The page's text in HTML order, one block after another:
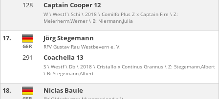
128 Captain Cooper 12
W \ Westf \ Schi \ 2018 \ Comilfo Plus Z x Captain Fire \ Z:
Meierherm,Werner \ B: Niermann,Julia
17.
291 Coachella 13
S \ Westf \ Db \ 2018 \ Cristallo x Continus Grannus \ Z: Stegemann,Albert
\ B: Stegemann,Albert
GER
Jörg Stegemann
RFV Gustav Rau Westbevern e. V.
18. Niclas Baule